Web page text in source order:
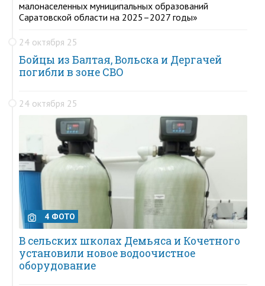
малонаселенных муниципальных образований
Саратовской области на 2025–2027 годы»
24 октября 25
Бойцы из Балтая, Вольска и Дергачей
погибли в зоне СВО
24 октября 25
4 ФОТО
В сельских школах Демьяса и Кочетного
установили новое водоочистное
оборудование